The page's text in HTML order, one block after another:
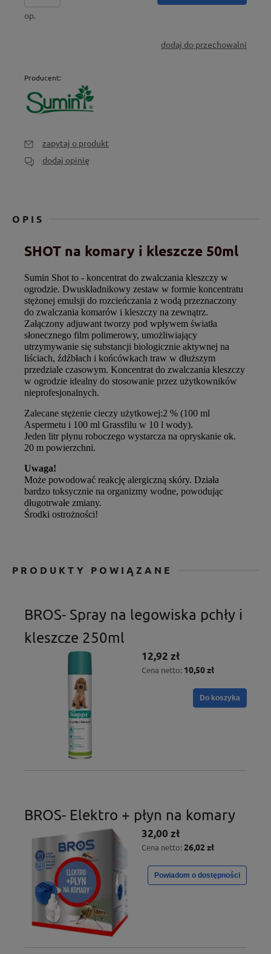
op.
dodaj do przechowalni
Producent:
zapytaj o produkt
dodaj opinię
OPIS
SHOT na komary i kleszcze 50ml
Sumin Shot to - koncentrat do zwalczania kleszczy w
ogrodzie. Dwuskładnikowy zestaw w formie koncentratu
stężonej emulsji do rozcieńczania z wodą przeznaczony
do zwalczania komarów i kleszczy na zewnątrz.
Załączony adjuwant tworzy pod wpływem światła
słonecznego film polimerowy, umożliwiający
utrzymywanie się substancji biologicznie aktywnej na
liściach, źdźbłach i końcówkach traw w dłuższym
przedziale czasowym. Koncentrat do zwalczania kleszczy
w ogrodzie idealny do stosowanie przez użytkowników
nieprofesjonalnych.
Zalecane stężenie cieczy użytkowej:2 % (100 ml
Aspermetu i 100 ml Grassfilu w 10 l wody).
Jeden litr płynu roboczego wystarcza na opryskanie ok.
20 m powierzchni.
Uwaga!
Może powodować reakcję alergiczną skóry. Działa
bardzo toksycznie na organizmy wodne, powodując
długotrwałe zmiany.
Środki ostrożności!
PRODUKTY POWIĄZANE
BROS- Spray na legowiska pchły i
kleszcze 250ml
12,92 zł
Cena netto: 10,50 zł
Do koszyka
BROS- Elektro + płyn na komary
32,00 zł
Cena netto: 26,02 zł
Powiadom o dostępności